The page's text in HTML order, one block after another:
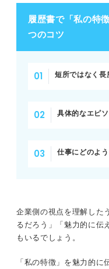
履歴書で「私の特
つのコツ
短所ではなく長
具体的なエピ
仕事にどのよ
企業側の視点を理解した
るだろう」「魅力的に伝
もいるでしょう。
「私の特徴」を魅力的に